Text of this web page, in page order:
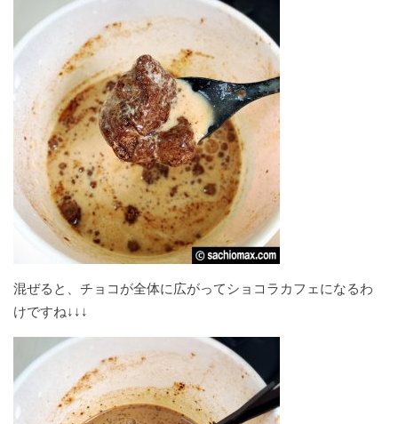
混ぜると、チョコが全体に広がってショコラカフェになるわ
けですね↓↓↓